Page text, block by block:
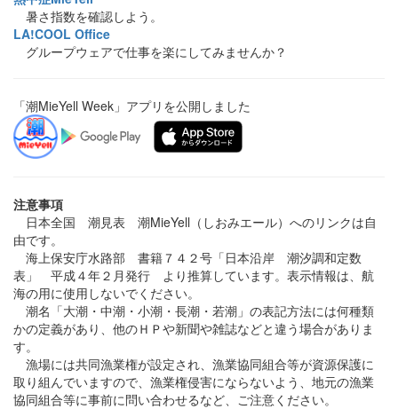
暑さ指数を確認しよう。
LA!COOL Office
グループウェアで仕事を楽にしてみませんか？
「潮MieYell Week」アプリを公開しました
注意事項
日本全国 潮見表 潮MieYell（しおみエール）へのリンクは自
由です。
海上保安庁水路部 書籍７４２号「日本沿岸 潮汐調和定数
表」 平成４年２月発行 より推算しています。表示情報は、航
海の用に使用しないでください。
潮名「大潮・中潮・小潮・長潮・若潮」の表記方法には何種類
かの定義があり、他のＨＰや新聞や雑誌などと違う場合がありま
す。
漁場には共同漁業権が設定され、漁業協同組合等が資源保護に
取り組んでいますので、漁業権侵害にならないよう、地元の漁業
協同組合等に事前に問い合わせるなど、ご注意ください。